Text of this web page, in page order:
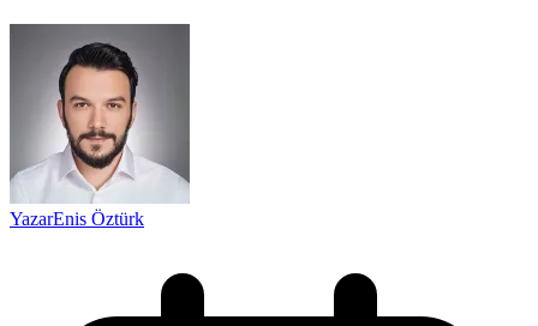
YazarEnis Öztürk